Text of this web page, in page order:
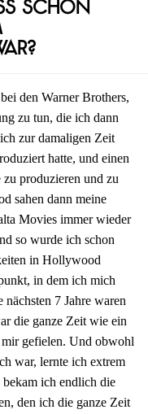
schon
den Warner Brothers,
zu tun, die ich dann
zur damaligen Zeit
hatte, und einen
produzieren und zu
sahen dann meine
Movies immer wieder
so wurde ich schon
in Hollywood
in dem ich mich
7 Jahre waren
die ganze Zeit wie ein
gefielen. Und obwohl
war, lernte ich extrem
ich endlich die
den ich die ganze Zeit